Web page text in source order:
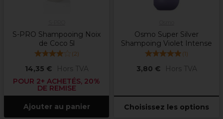
S-PRO Shampooing Noix
de Coco 5l
(2)
14,35 €
Hors TVA
POUR 2+ ACHETÉS, 20%
DE REMISE
Ajouter au panier
Osmo Super Silver
Shampoing Violet Intense
(1)
3,80 € Hors TVA
Choisissez les options